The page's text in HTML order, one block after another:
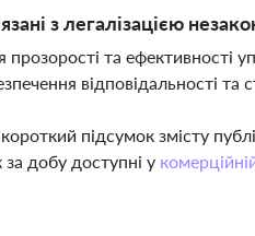
з легалізацією
та ефективності
відповідальності та
підсумок змісту
добу доступні у